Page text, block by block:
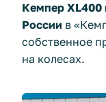
Кемпер XL400
России в
собственное
на колесах.